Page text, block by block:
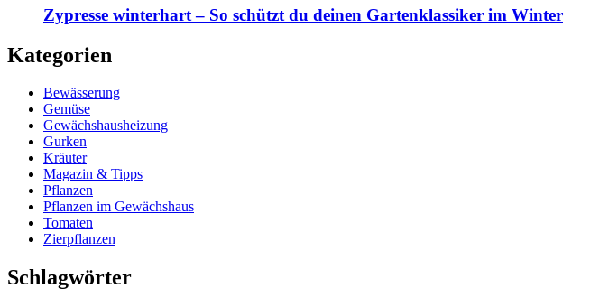
Zypresse winterhart – So schützt du deinen Gartenklassiker im Winter
Kategorien
Bewässerung
Gemüse
Gewächshausheizung
Gurken
Kräuter
Magazin & Tipps
Pflanzen
Pflanzen im Gewächshaus
Tomaten
Zierpflanzen
Schlagwörter